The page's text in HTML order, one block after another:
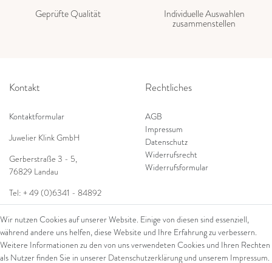
Geprüfte Qualität Individuelle Auswahlen
zusammenstellen
Kontakt
Kontaktformular
Juwelier Klink GmbH
Gerberstraße 3 - 5,
76829 Landau
Tel: + 49 (0)6341 - 84892
info@juwelierklink.de
Ring
Armschmuck
Rechtliches
AGB
Impressum
Datenschutz
Widerrufsrecht
Widerrufsformular
Wir nutzen Cookies auf unserer Website. Einige von diesen sind essenziell,
während andere uns helfen, diese Website und Ihre Erfahrung zu verbessern.
Weitere Informationen zu den von uns verwendeten Cookies und Ihren Rechten
als Nutzer finden Sie in unserer Daten­schutz­erklärung und unserem Impressum.